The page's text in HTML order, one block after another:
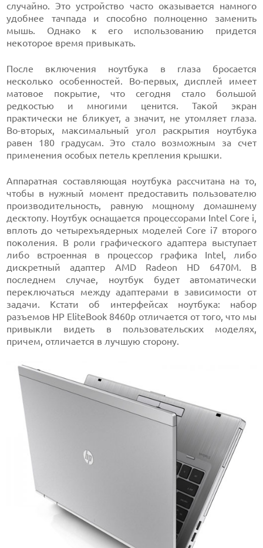
случайно. Это устройство часто оказывается намного
удобнее тачпада и способно полноценно заменить
мышь. Однако к его использованию придется
некоторое время привыкать.
После включения ноутбука в глаза бросается
несколько особенностей. Во-первых, дисплей имеет
матовое покрытие, что сегодня стало большой
редкостью и многими ценится. Такой экран
практически не бликует, а значит, не утомляет глаза.
Во-вторых, максимальный угол раскрытия ноутбука
равен 180 градусам. Это стало возможным за счет
применения особых петель крепления крышки.
Аппаратная составляющая ноутбука рассчитана на то,
чтобы в нужный момент предоставить пользователю
производительность, равную мощному домашнему
десктопу. Ноутбук оснащается процессорами Intel Core i,
вплоть до четырехъядерных моделей Core i7 второго
поколения. В роли графического адаптера выступает
либо встроенная в процессор графика Intel, либо
дискретный адаптер AMD Radeon HD 6470M. В
последнем случае, ноутбук будет автоматически
переключаться между адаптерами в зависимости от
задачи. Кстати об интерфейсах ноутбука: набор
разъемов HP EliteBook 8460p отличается от того, что мы
привыкли видеть в пользовательских моделях,
причем, отличается в лучшую сторону.